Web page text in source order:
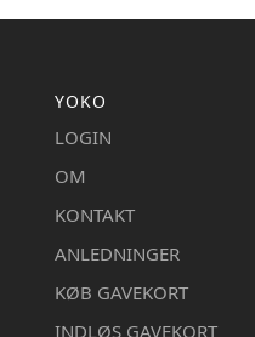
YOKO
LOGIN
OM
KONTAKT
ANLEDNINGER
KØB GAVEKORT
INDLØS GAVEKORT